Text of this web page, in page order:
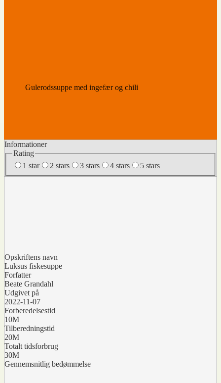
Gulerodssuppe med ingefær og chili
Informationer
Rating
1 star
2 stars 3 stars 4 stars 5 stars
Opskriftens navn
Luksus fiskesuppe
Forfatter
Beate Grandahl
Udgivet på
2022-11-07
Forberedelsestid
10M
Tilberedningstid
20M
Totalt tidsforbrug
30M
Gennemsnitlig bedømmelse